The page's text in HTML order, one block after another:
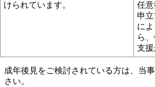
けられています。
任
申
に
ら、
支援
成年後見をご検討されている方は、当
さい。